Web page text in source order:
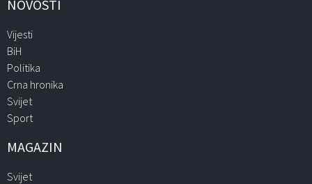
NOVOSTI
Vijesti
BiH
Politika
Crna hronika
Svijet
Sport
MAGAZIN
Svijet